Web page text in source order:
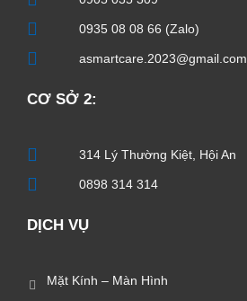
0935 08 08 66 (Zalo)
asmartcare.2023@gmail.com
CƠ SỞ 2:
314 Lý Thường Kiệt, Hội An
0898 314 314
DỊCH VỤ
Mặt Kính – Màn Hình